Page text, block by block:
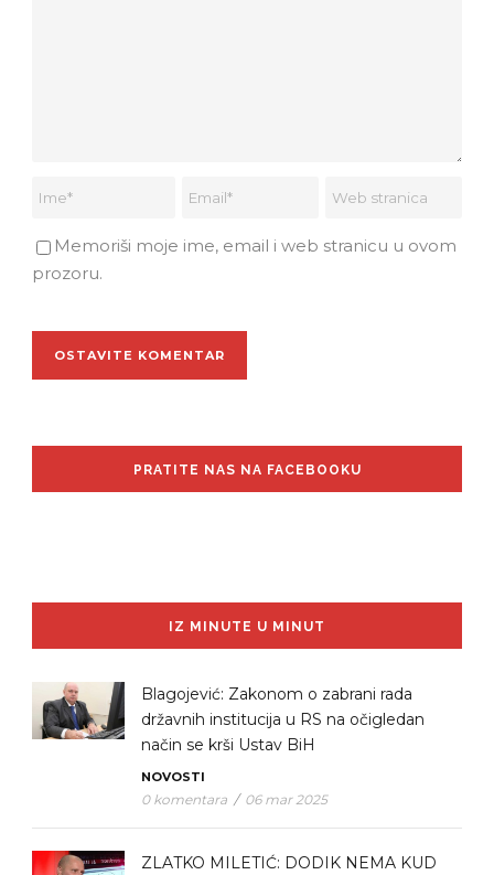
Memoriši moje ime, email i web stranicu u ovom
prozoru.
PRATITE NAS NA FACEBOOKU
IZ MINUTE U MINUT
Blagojević: Zakonom o zabrani rada
državnih institucija u RS na očigledan
način se krši Ustav BiH
NOVOSTI
0 komentara / 06 mar 2025
ZLATKO MILETIĆ: DODIK NEMA KUD